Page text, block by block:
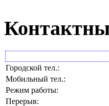
Городской тел.:
Мобильный тел.:
Режим работы:
Перерыв: